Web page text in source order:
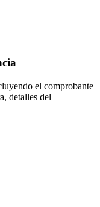
el comprobante
detalles del